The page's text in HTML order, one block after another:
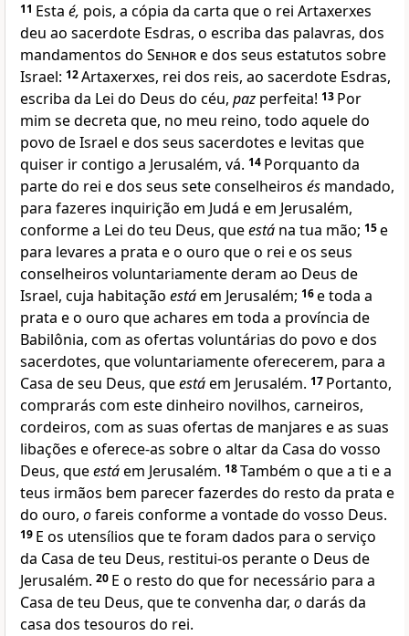
11 Esta é, pois, a cópia da carta que o rei Artaxerxes
deu ao sacerdote Esdras, o escriba das palavras, dos
mandamentos do Senhore dos seus estatutos sobre
Israel: 12Artaxerxes, rei dos reis, ao sacerdote Esdras,
escriba da Lei do Deus do céu, paz perfeita! 13 Por
mim se decreta que, no meu reino, todo aquele do
povo de Israel e dos seus sacerdotes e levitas que
quiser ir contigo a Jerusalém, vá. 14 Porquanto da
parte do rei e dos seus sete conselheiros és mandado,
para fazeres inquirição em Judá e em Jerusalém,
conforme a Lei do teu Deus, queestá na tua mão; 15e
para levares a prata e o ouro que o rei e os seus
conselheiros voluntariamente deram ao Deus de
Israel, cuja habitação estáem Jerusalém; 16e toda a
prata e o ouro que achares em toda a província de
Babilônia, com as ofertas voluntárias do povo e dos
sacerdotes, que voluntariamente oferecerem, para a
Casa de seu Deus, queestáem Jerusalém. 17 Portanto,
comprarás com este dinheiro novilhos, carneiros,
cordeiros, com as suas ofertas de manjares e as suas
libações e oferece-as sobre o altar da Casa do vosso
Deus, queestáem Jerusalém. 18Também o que a ti e a
teus irmãos bem parecer fazerdes do resto da prata e
do ouro, ofareis conforme a vontade do vosso Deus.
19 E os utensílios que te foram dados para o serviço
da Casa de teu Deus, restitui-os perante o Deus de
Jerusalém. 20 E o resto do que for necessário para a
Casa de teu Deus, que te convenha dar, odarás da
casa dos tesouros do rei.